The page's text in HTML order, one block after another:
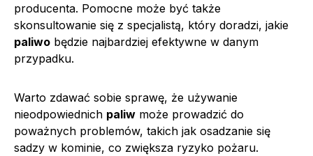
producenta. Pomocne może być także
skonsultowanie się z specjalistą, który doradzi, jakie
paliwo będzie najbardziej efektywne w danym
przypadku.
Warto zdawać sobie sprawę, że używanie
nieodpowiednich paliw może prowadzić do
poważnych problemów, takich jak osadzanie się
sadzy w kominie, co zwiększa ryzyko pożaru.